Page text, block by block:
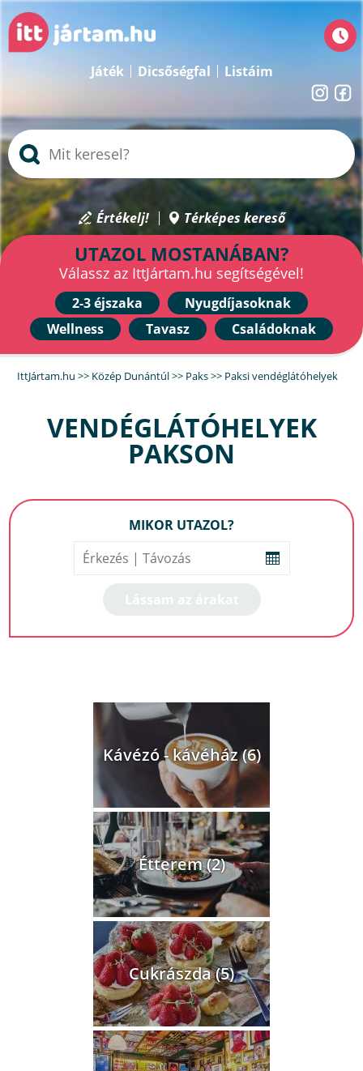
Játék Dicsőségfal Listáim
Értékelj! Térképes kereső
UTAZOL MOSTANÁBAN?
Válassz az IttJártam.hu segítségével!
2-3 éjszaka
Nyugdíjasoknak
Wellness
Tavasz Családoknak
IttJártam.hu >> Közép Dunántúl>> Paks>> Paksi vendéglátóhelyek
VENDÉGLÁTÓHELYEK
PAKSON
MIKOR UTAZOL?
Kávézó - kávéház (6)
Étterem (2)
Cukrászda (5)